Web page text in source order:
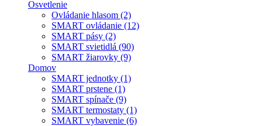
Osvetlenie
Ovládanie hlasom (2)
SMART ovládanie (12)
SMART pásy (2)
SMART svietidlá (90)
SMART žiarovky (9)
Domov
SMART jednotky (1)
SMART prstene (1)
SMART spínače (9)
SMART termostaty (1)
SMART vybavenie (6)